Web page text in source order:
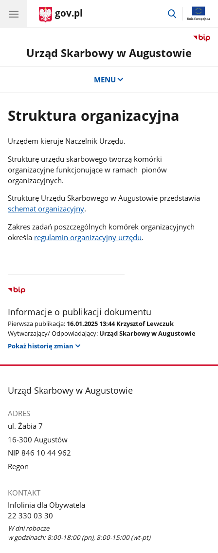
gov.pl
przejdź
Urząd Skarbowy w Augustowie
MENU
Struktura organizacyjna
Urzędem kieruje Naczelnik Urzędu.
Strukturę urzędu skarbowego tworzą komórki
organizacyjne funkcjonujące w ramach pionów
organizacyjnych.
Strukturę Urzędu Skarbowego w Augustowie przedstawia
schemat organizacyjny.
Zakres zadań poszczególnych komórek organizacyjnych
określa regulamin organizacyjny urzędu.
Informacje o publikacji dokumentu
Pierwsza publikacja: 16.01.2025 13:44 Krzysztof Lewczuk
Wytwarzający/ Odpowiadający: Urząd Skarbowy w Augustowie
Pokaż historię zmian
stopka
Urząd Skarbowy w Augustowie
ADRES
ul. Żabia 7
16-300 Augustów
NIP 846 10 44 962
Regon
KONTAKT
Infolinia dla Obywatela
22 330 03 30
W dni robocze
w godzinach: 8:00-18:00 (pn), 8:00-15:00 (wt-pt)